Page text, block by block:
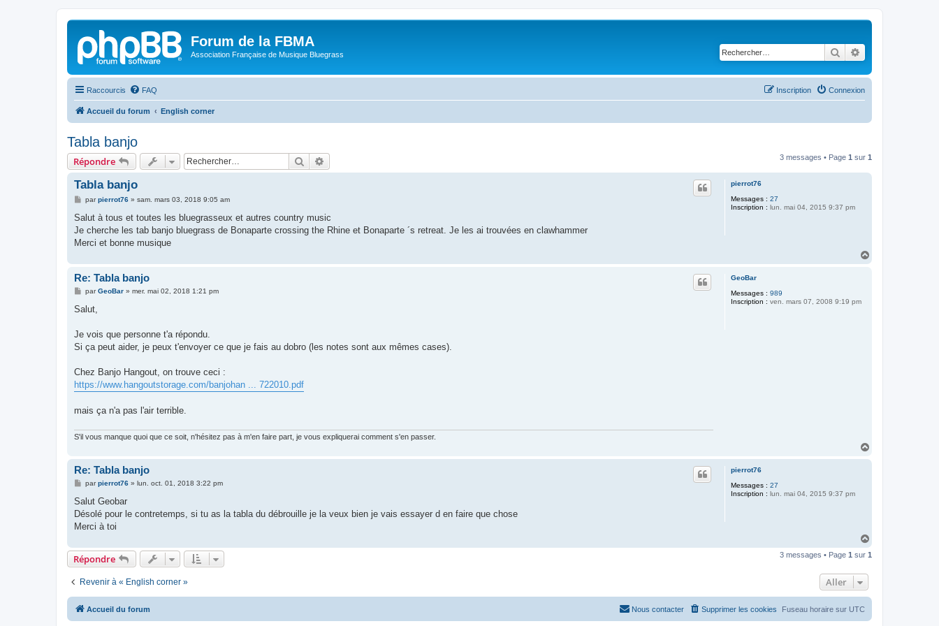
Forum de la FBMA
Association Française de Musique Bluegrass Rechercher
Raccourcis FAQ Connexion
Inscription
Accueil du forum English corner
Tabla banjo
Répondre Rechercher 3 messages • Page 1 sur 1
pierrot76
Messages : 27
Inscription : lun. mai 04, 2015 9:37 pm
Tabla banjo
M
s
a
g
parpierrot76» sam. mars 03, 2018 9:05 am
Salut à tous et toutes les bluegrasseux et autres country music
Je cherche les tab banjo bluegrass de Bonaparte crossing the Rhine et Bonaparte ´s retreat. Je les ai trouvées en clawhammer
Merci et bonne musique
GeoBar
Messages : 989
Inscription : ven. mars 07, 2008 9:19 pm
Re: Tabla banjo
M
s
g
parGeoBar» mer. mai 02, 2018 1:21 pm
Salut,
Je vois que personne t'a répondu.
Si ça peut aider, je peux t'envoyer ce que je fais au dobro (les notes sont aux mêmes cases).
Chez Banjo Hangout, on trouve ceci :
https://www.hangoutstorage.com/banjohan ... 722010.pdf
mais ça n'a pas l'air terrible.
S'il vous manque quoi que ce soit, n'hésitez pas à m'en faire part, je vous expliquerai comment s'en passer.
pierrot76
Messages : 27
Inscription : lun. mai 04, 2015 9:37 pm
Re: Tabla banjo
M
s
a
g
parpierrot76» lun. oct. 01, 2018 3:22 pm
Salut Geobar
Désolé pour le contretemps, si tu as la tabla du débrouille je la veux bien je vais essayer d en faire que chose
Merci à toi
u
Répondre 3 messages • Page 1 sur 1
Revenir à « English corner » Aller
Accueil du forum Fuseau horaire sur UTC
Supprimer les cookies
Nous contacter